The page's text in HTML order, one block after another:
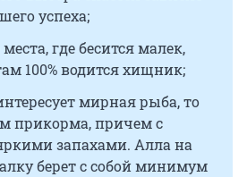
успеха;
где бесится малек,
100% водится хищник;
мирная рыба, то
прикорма, причем с
запахами. Алла на
берет с собой минимум